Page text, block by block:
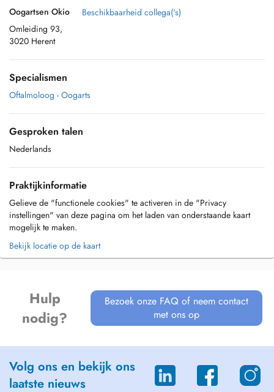
Oogartsen Okio
Omleiding 93,
3020 Herent
Beschikbaarheid collega('s)
Specialismen
Oftalmoloog - Oogarts
Gesproken talen
Nederlands
Praktijkinformatie
Gelieve de "functionele cookies" te activeren in de "Privacy
instellingen" van deze pagina om het laden van onderstaande kaart
mogelijk te maken.
Bekijk locatie op de kaart
Hulp
nodig?
Bezoek onze FAQ of neem contact
met ons op
Volg ons en bekijk ons
laatste nieuws